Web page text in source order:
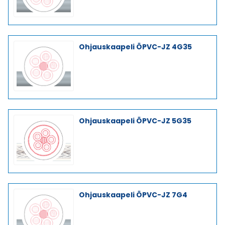
Ohjauskaapeli ÖPVC-JZ 4G35
Ohjauskaapeli ÖPVC-JZ 5G35
Ohjauskaapeli ÖPVC-JZ 7G4